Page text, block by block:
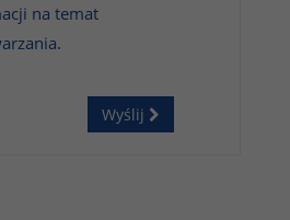
na temat
.
Wyślij